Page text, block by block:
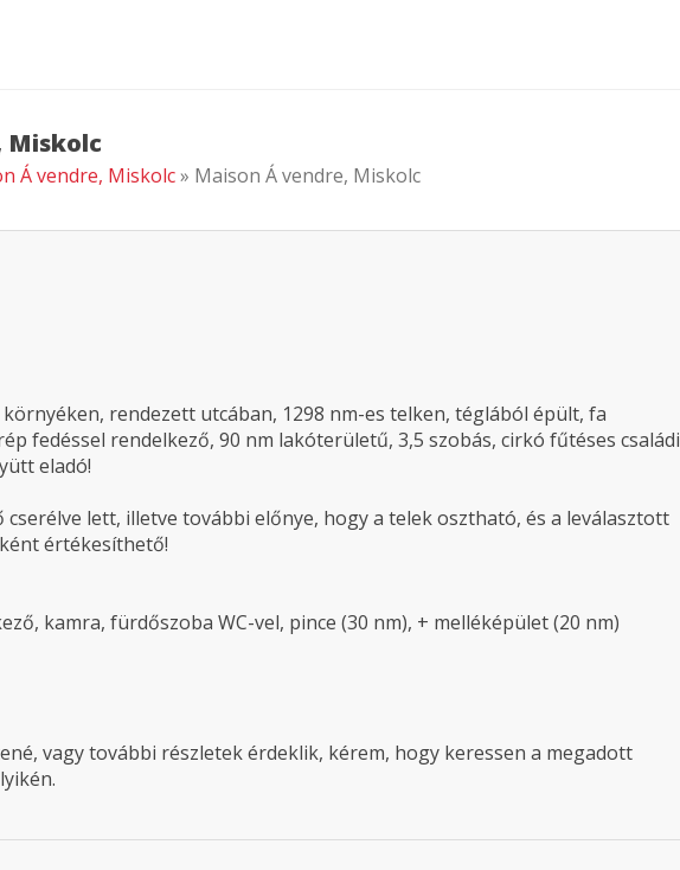
Miskolc
Á vendre, Miskolc» Maison Á vendre, Miskolc
rendezett utcában, 1298 nm-es telken, téglából épült, fa
fedéssel rendelkező, 90 nm lakóterületű, 3,5 szobás, cirkó fűtéses családi
eladó!
lett, illetve további előnye, hogy a telek osztható, és a leválasztott
értékesíthető!
kamra, fürdőszoba WC-vel, pince (30 nm), + melléképület (20 nm)
vagy további részletek érdeklik, kérem, hogy keressen a megadott